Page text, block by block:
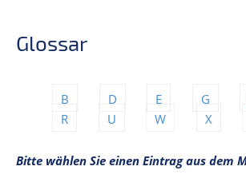
Glossar
B D E G
R
U W X
Bitte wählen Sie einen Eintrag aus dem